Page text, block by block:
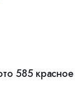
585 красное